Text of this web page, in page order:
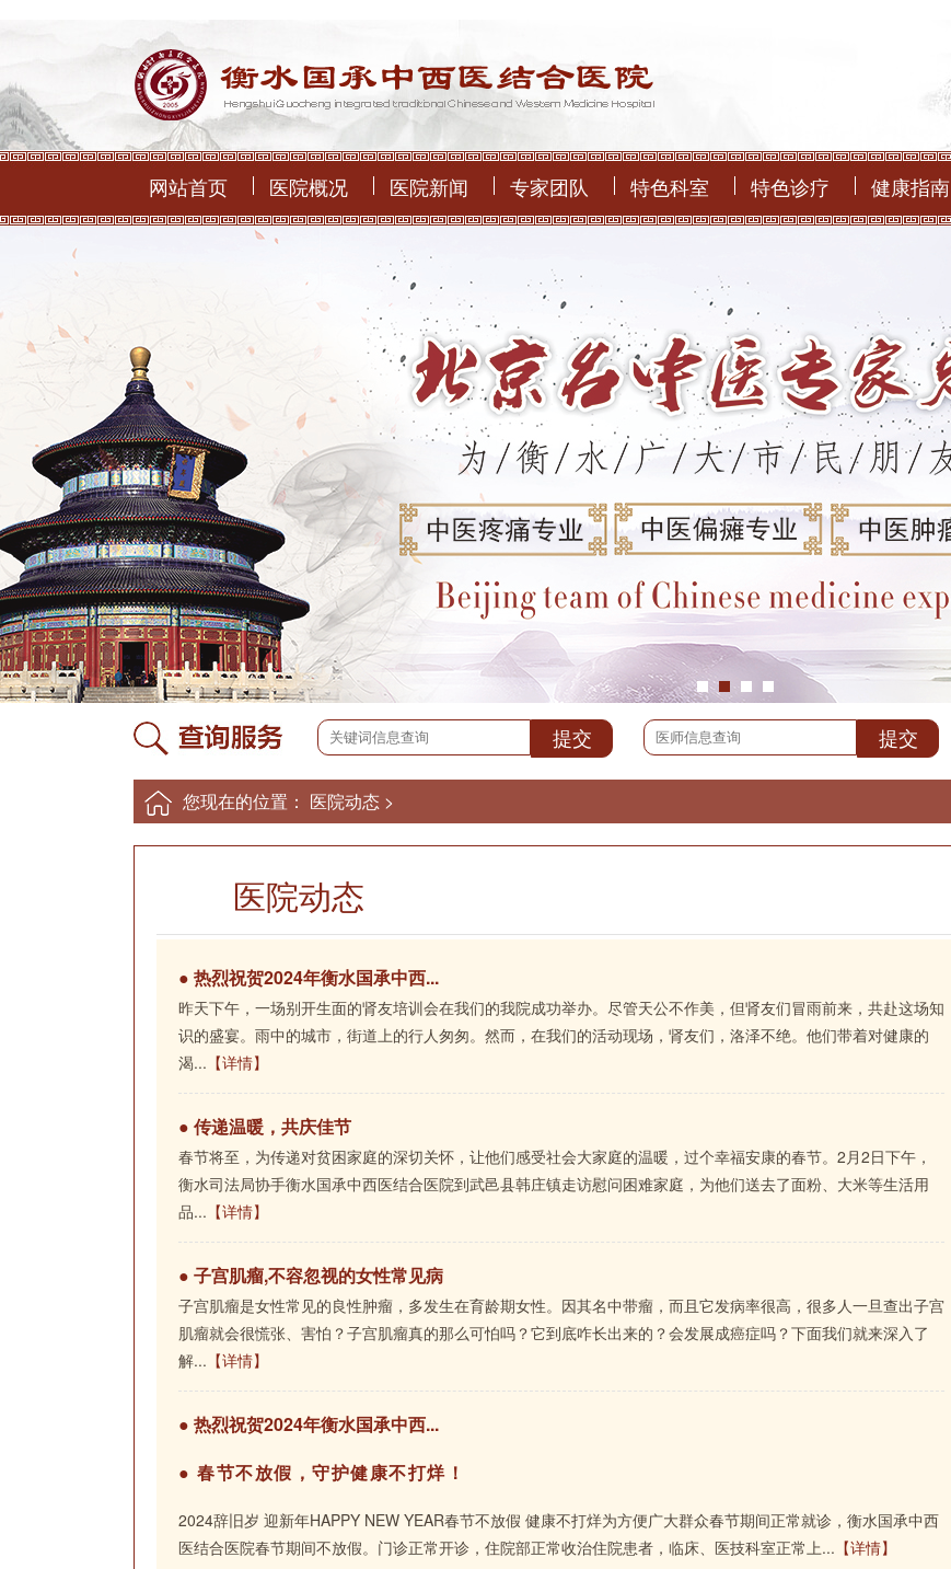
网站首页 医院概况 医院新闻 专家团队 特色科室 特色诊疗 健康指南
您现在的位置： 医院动态 >
医院动态
● 热烈祝贺2024年衡水国承中西...
昨天下午，一场别开生面的肾友培训会在我们的我院成功举办。尽管天公不作美，但肾友们冒雨前来，共赴这场知
识的盛宴。雨中的城市，街道上的行人匆匆。然而，在我们的活动现场，肾友们，洛泽不绝。他们带着对健康的
渴... 【详情】
● 传递温暖，共庆佳节
春节将至，为传递对贫困家庭的深切关怀，让他们感受社会大家庭的温暖，过个幸福安康的春节。2月2日下午，
衡水司法局协手衡水国承中西医结合医院到武邑县韩庄镇走访慰问困难家庭，为他们送去了面粉、大米等生活用
品... 【详情】
● 子宫肌瘤,不容忽视的女性常见病
子宫肌瘤是女性常见的良性肿瘤，多发生在育龄期女性。因其名中带瘤，而且它发病率很高，很多人一旦查出子宫
肌瘤就会很慌张、害怕？子宫肌瘤真的那么可怕吗？它到底咋长出来的？会发展成癌症吗？下面我们就来深入了
解... 【详情】
● 热烈祝贺2024年衡水国承中西...
●春节不放假，守护健康不打烊！
2024辞旧岁 迎新年HAPPY NEW YEAR春节不放假 健康不打烊为方便广大群众春节期间正常就诊，衡水国承中西
医结合医院春节期间不放假。门诊正常开诊，住院部正常收治住院患者，临床、医技科室正常上... 【详情】